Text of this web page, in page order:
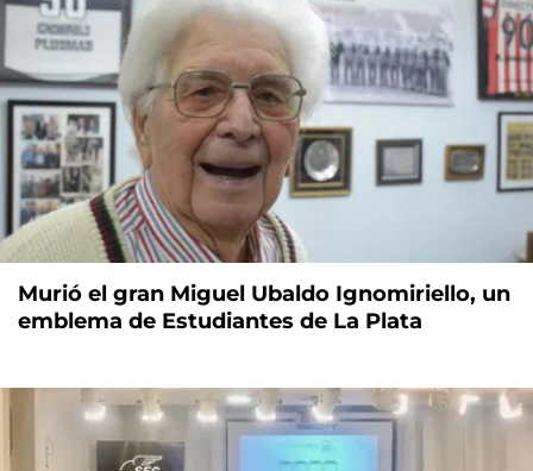
Murió el gran Miguel Ubaldo Ignomiriello, un
emblema de Estudiantes de La Plata